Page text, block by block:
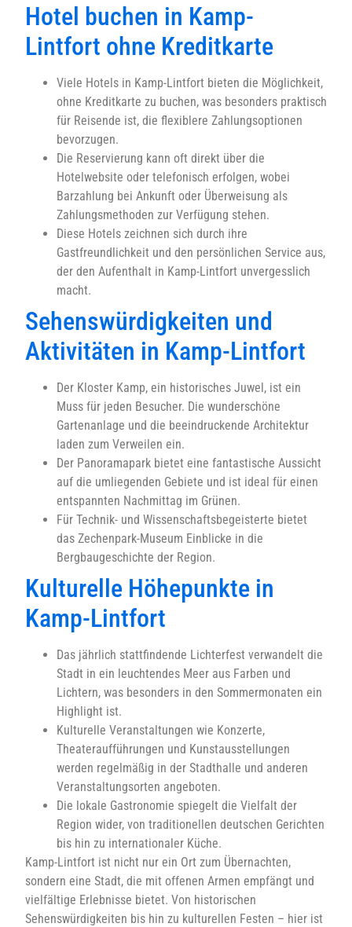
Hotel buchen in Kamp-
Lintfort ohne Kreditkarte
Viele Hotels in Kamp-Lintfort bieten die Möglichkeit,
ohne Kreditkarte zu buchen, was besonders praktisch
für Reisende ist, die flexiblere Zahlungsoptionen
bevorzugen.
Die Reservierung kann oft direkt über die
Hotelwebsite oder telefonisch erfolgen, wobei
Barzahlung bei Ankunft oder Überweisung als
Zahlungsmethoden zur Verfügung stehen.
Diese Hotels zeichnen sich durch ihre
Gastfreundlichkeit und den persönlichen Service aus,
der den Aufenthalt in Kamp-Lintfort unvergesslich
macht.
Sehenswürdigkeiten und
Aktivitäten in Kamp-Lintfort
Der Kloster Kamp, ein historisches Juwel, ist ein
Muss für jeden Besucher. Die wunderschöne
Gartenanlage und die beeindruckende Architektur
laden zum Verweilen ein.
Der Panoramapark bietet eine fantastische Aussicht
auf die umliegenden Gebiete und ist ideal für einen
entspannten Nachmittag im Grünen.
Für Technik- und Wissenschaftsbegeisterte bietet
das Zechenpark-Museum Einblicke in die
Bergbaugeschichte der Region.
Kulturelle Höhepunkte in
Kamp-Lintfort
Das jährlich stattfindende Lichterfest verwandelt die
Stadt in ein leuchtendes Meer aus Farben und
Lichtern, was besonders in den Sommermonaten ein
Highlight ist.
Kulturelle Veranstaltungen wie Konzerte,
Theateraufführungen und Kunstausstellungen
werden regelmäßig in der Stadthalle und anderen
Veranstaltungsorten angeboten.
Die lokale Gastronomie spiegelt die Vielfalt der
Region wider, von traditionellen deutschen Gerichten
bis hin zu internationaler Küche.
Kamp-Lintfort ist nicht nur ein Ort zum Übernachten,
sondern eine Stadt, die mit offenen Armen empfängt und
vielfältige Erlebnisse bietet. Von historischen
Sehenswürdigkeiten bis hin zu kulturellen Festen – hier ist